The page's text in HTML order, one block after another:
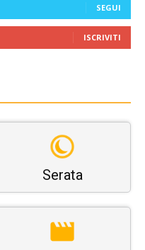
SEGUI
ISCRIVITI
Serata